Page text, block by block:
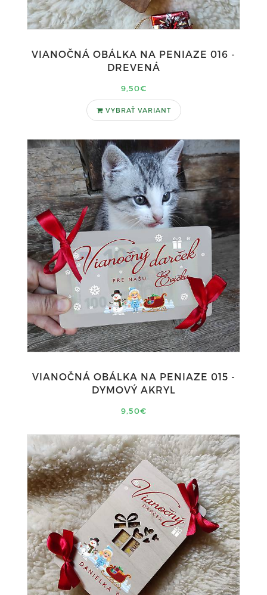
VIANOČNÁ OBÁLKA NA PENIAZE 016 -
DREVENÁ
9,50€
VYBRAŤ VARIANT
VIANOČNÁ OBÁLKA NA PENIAZE 015 -
DYMOVÝ AKRYL
9,50€